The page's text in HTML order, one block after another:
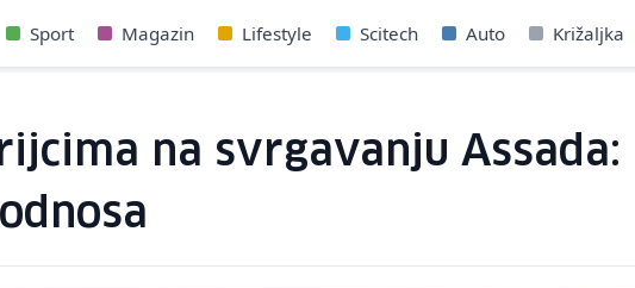
Sport Magazin Lifestyle Scitech Auto Križaljka
na svrgavanju